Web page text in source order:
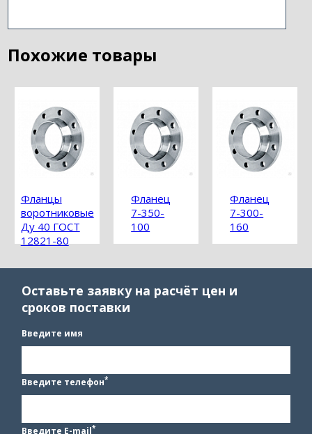
Похожие товары
Фланцы
воротниковые
Ду 40 ГОСТ
12821-80
Фланец
7-350-
100
Фланец
7-300-
160
Оставьте заявку на расчёт цен и
сроков поставки
Введите имя
Введите телефон*
Введите E-mail*